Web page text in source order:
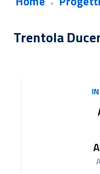
Trentola